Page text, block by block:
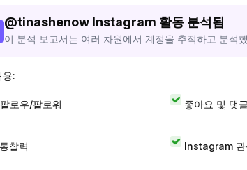
@tinashenow Instagram 활동 분석됨
이 분석 보고서는 여러 차원에서 계정을 추적하고 분석
용:
로우/팔로워 좋아요 및 댓
찰력 Instagram 관